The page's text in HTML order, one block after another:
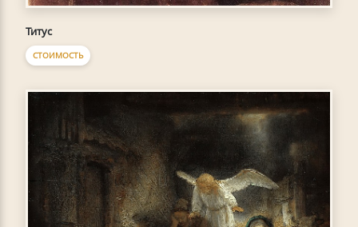
Титус
СТОИМОСТЬ